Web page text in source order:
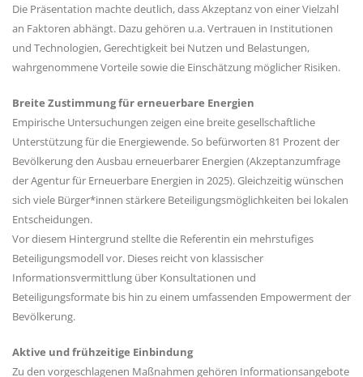
Die Präsentation machte deutlich, dass Akzeptanz von einer Vielzahl
an Faktoren abhängt. Dazu gehören u.a. Vertrauen in Institutionen
und Technologien, Gerechtigkeit bei Nutzen und Belastungen,
wahrgenommene Vorteile sowie die Einschätzung möglicher Risiken.
Breite Zustimmung für erneuerbare Energien
Empirische Untersuchungen zeigen eine breite gesellschaftliche
Unterstützung für die Energiewende. So befürworten 81 Prozent der
Bevölkerung den Ausbau erneuerbarer Energien (Akzeptanzumfrage
der Agentur für Erneuerbare Energien in 2025). Gleichzeitig wünschen
sich viele Bürger*innen stärkere Beteiligungsmöglichkeiten bei lokalen
Entscheidungen.
Vor diesem Hintergrund stellte die Referentin ein mehrstufiges
Beteiligungsmodell vor. Dieses reicht von klassischer
Informationsvermittlung über Konsultationen und
Beteiligungsformate bis hin zu einem umfassenden Empowerment der
Bevölkerung.
Aktive und frühzeitige Einbindung
Zu den vorgeschlagenen Maßnahmen gehören Informationsangebote